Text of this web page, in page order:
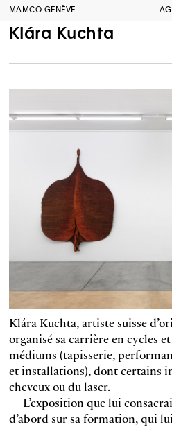
MAMCO GENÈVE
Klára Kuchta
Klára Kuchta, artiste suisse
organisé sa carrière en cycles
médiums (tapisserie,
et installations), dont certains
cheveux ou du laser.
L’exposition que lui
d’abord sur sa formation, qui